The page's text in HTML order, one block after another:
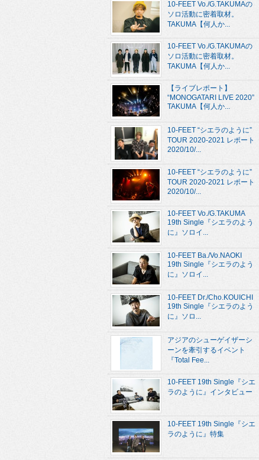
10-FEET Vo./G.TAKUMAの
ソロ活動に密着取材。
TAKUMA【何人か...
10-FEET Vo./G.TAKUMAの
ソロ活動に密着取材。
TAKUMA【何人か...
【ライブレポート】
“MONOGATARI LIVE 2020”
TAKUMA【何人か...
10-FEET “シエラのように”
TOUR 2020-2021 レポート
2020/10/...
10-FEET “シエラのように”
TOUR 2020-2021 レポート
2020/10/...
10-FEET Vo./G.TAKUMA
19th Single『シエラのよう
に』ソロイ...
10-FEET Ba./Vo.NAOKI
19th Single『シエラのよう
に』ソロイ...
10-FEET Dr./Cho.KOUICHI
19th Single『シエラのよう
に』ソロ...
アジアのシューゲイザーシ
ーンを牽引するイベント
『Total Fee...
10-FEET 19th Single『シエ
ラのように』インタビュー
10-FEET 19th Single『シエ
ラのように』特集